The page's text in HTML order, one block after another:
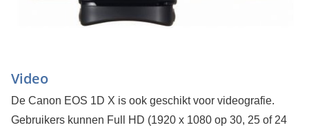
Video
De Canon EOS 1D X is ook geschikt voor videografie.
Gebruikers kunnen Full HD (1920 x 1080 op 30, 25 of 24